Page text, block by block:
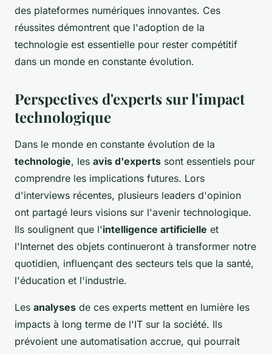
des plateformes numériques innovantes. Ces
réussites démontrent que l'adoption de la
technologie est essentielle pour rester compétitif
dans un monde en constante évolution.
Perspectives d'experts sur l'impact
technologique
Dans le monde en constante évolution de la
technologie, les avis d'experts sont essentiels pour
comprendre les implications futures. Lors
d'interviews récentes, plusieurs leaders d'opinion
ont partagé leurs visions sur l'avenir technologique.
Ils soulignent que l'intelligence artificielle et
l'Internet des objets continueront à transformer notre
quotidien, influençant des secteurs tels que la santé,
l'éducation et l'industrie.
Les analyses de ces experts mettent en lumière les
impacts à long terme de l'IT sur la société. Ils
prévoient une automatisation accrue, qui pourrait